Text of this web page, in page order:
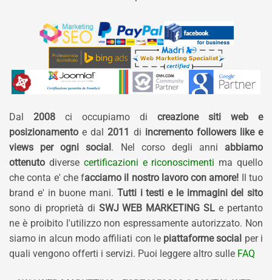
Dal 2008 ci occupiamo di creazione siti web e
posizionamento e dal 2011 di incremento followers like e
views per ogni social. Nel corso degli anni abbiamo
ottenuto diverse certificazioni e riconoscimenti ma quello
che conta e' che facciamo il nostro lavoro con amore! Il tuo
brand e' in buone mani. Tutti i testi e le immagini del sito
sono di proprietà di SWJ WEB MARKETING SL e pertanto
ne è proibito l'utilizzo non espressamente autorizzato. Non
siamo in alcun modo affiliati con le piattaforme social per i
quali vengono offerti i servizi. Puoi leggere altro sulle FAQ